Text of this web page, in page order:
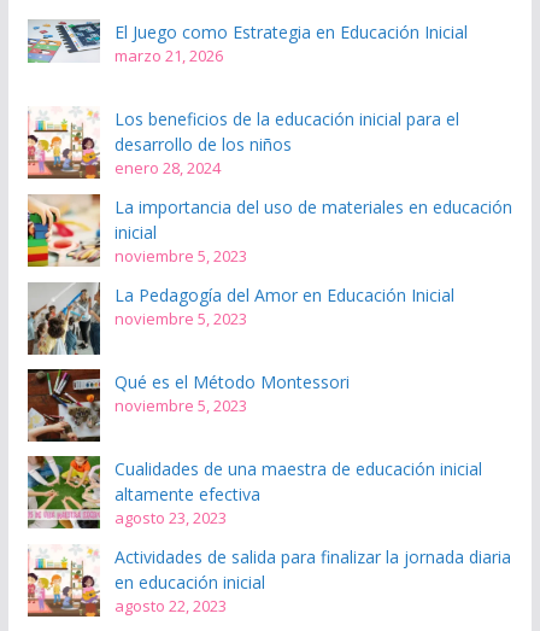
El Juego como Estrategia en Educación Inicial
marzo 21, 2026
Los beneficios de la educación inicial para el
desarrollo de los niños
enero 28, 2024
La importancia del uso de materiales en educación
inicial
noviembre 5, 2023
La Pedagogía del Amor en Educación Inicial
noviembre 5, 2023
Qué es el Método Montessori
noviembre 5, 2023
Cualidades de una maestra de educación inicial
altamente efectiva
agosto 23, 2023
Actividades de salida para finalizar la jornada diaria
en educación inicial
agosto 22, 2023